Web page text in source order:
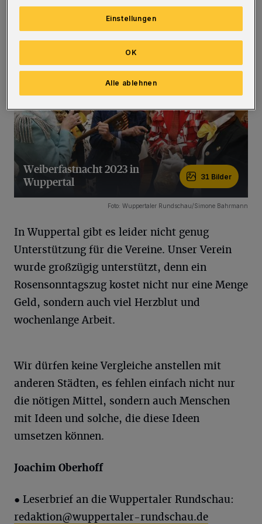
sich geändert, auch die Menschen sind nicht
mehr dieselben.
Weiberfastnacht 2023 in
Wuppertal
31 Bilder
Foto: Wuppertaler Rundschau/Simone Bahrmann
In Wuppertal gibt es leider nicht genug
Unterstützung für die Vereine. Unser Verein
wurde großzügig unterstützt, denn ein
Rosensonntagszug kostet nicht nur eine Menge
Geld, sondern auch viel Herzblut und
wochenlange Arbeit.
Wir dürfen keine Vergleiche anstellen mit
anderen Städten, es fehlen einfach nicht nur
die nötigen Mittel, sondern auch Menschen
mit Ideen und solche, die diese Ideen
umsetzen können.
Joachim Oberhoff
● Leserbrief an die Wuppertaler Rundschau:
redaktion@wuppertaler-rundschau.de
Einstellungen
Alle ablehnen
OK